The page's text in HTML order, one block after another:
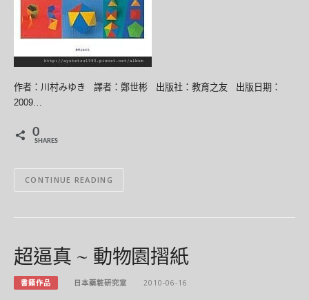
作者：川村みゆき 譯者：鄭世彬 出版社：教育之友 出版日期：
2009…
0
SHARES
CONTINUE READING
超逼真 ~ 動物園摺紙
書籍作品 日本藥粧研究室 2010-06-16